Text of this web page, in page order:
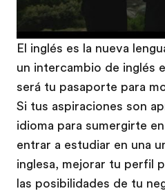
El inglés es la nueva
un intercambio de inglés
será tu pasaporte para
Si tus aspiraciones son
idioma para sumergirte
entrar a estudiar en una
inglesa, mejorar tu perfil
las posibilidades de tu